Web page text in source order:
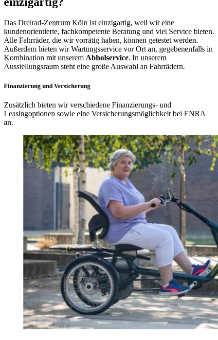
Das Dreirad-Zentrum Köln ist einzigartig, weil wir eine
kundenorientierte, fachkompetente Beratung und viel Service bieten.
Alle Fahrräder, die wir vorrätig haben, können getestet werden.
Außerdem bieten wir Wartungsservice vor Ort an, gegebenenfalls in
Kombination mit unserem Abholservice. In unserem
Ausstellungsraum steht eine große Auswahl an Fahrrädern.
Finanzierung und Versicherung
Zusätzlich bieten wir verschiedene Finanzierungs- und
Leasingoptionen sowie eine Versicherungsmöglichkeit bei ENRA
an.